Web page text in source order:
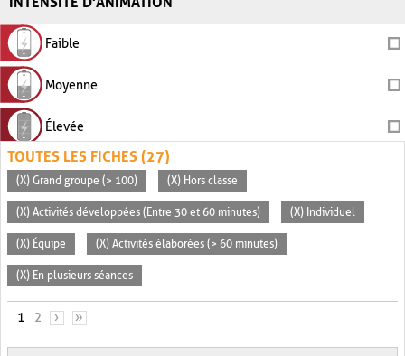
Faible
Moyenne
Élevée
TOUTES LES FICHES (27)
(X) Grand groupe (> 100) (X) Hors classe
(X) Activités développées (Entre 30 et 60 minutes) (X) Individuel
(X) Équipe (X) Activités élaborées (> 60 minutes)
(X) En plusieurs séances
PAGES
1 2 › »